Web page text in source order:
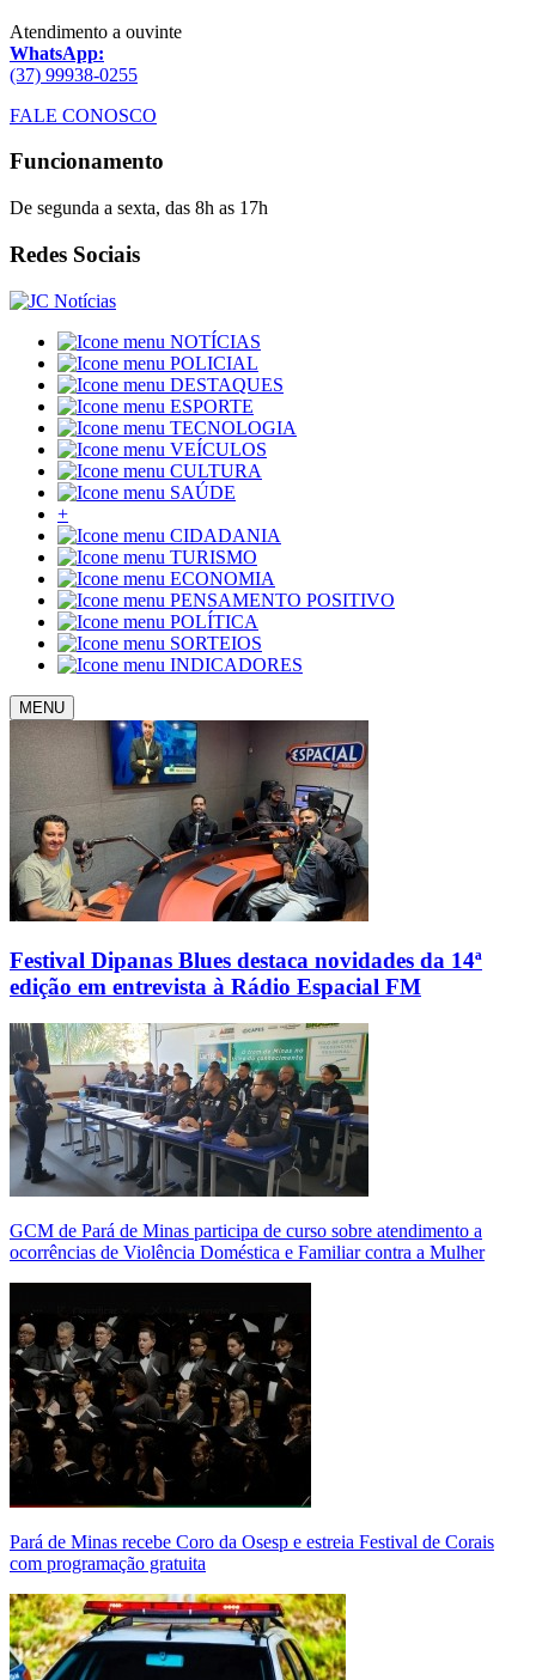
Atendimento a ouvinte
WhatsApp:
(37) 99938-0255
FALE CONOSCO
Funcionamento
De segunda a sexta, das 8h as 17h
Redes Sociais
NOTÍCIAS
POLICIAL
DESTAQUES
ESPORTE
TECNOLOGIA
VEÍCULOS
CULTURA
SAÚDE
+
CIDADANIA
TURISMO
ECONOMIA
PENSAMENTO POSITIVO
POLÍTICA
SORTEIOS
INDICADORES
MENU
Festival Dipanas Blues destaca novidades da 14ª
edição em entrevista à Rádio Espacial FM
GCM de Pará de Minas participa de curso sobre atendimento a
ocorrências de Violência Doméstica e Familiar contra a Mulher
Pará de Minas recebe Coro da Osesp e estreia Festival de Corais
com programação gratuita